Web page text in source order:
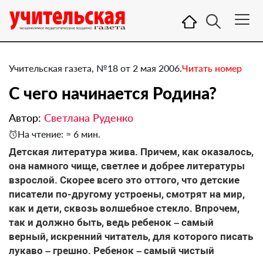
Учительская газета, №18 от 2 мая 2006.Читать номер
С чего начинается Родина?
Автор: Светлана Руденко
На чтение: ≈ 6 мин.
Детская литература жива. Причем, как оказалось,
она намного чище, светлее и добрее литературы
взрослой. Скорее всего это оттого, что детские
писатели по-другому устроены, смотрят на мир,
как и дети, сквозь волшебное стекло. Впрочем,
так и должно быть, ведь ребенок – самый
верный, искренний читатель, для которого писать
лукаво – грешно. Ребенок – самый чистый